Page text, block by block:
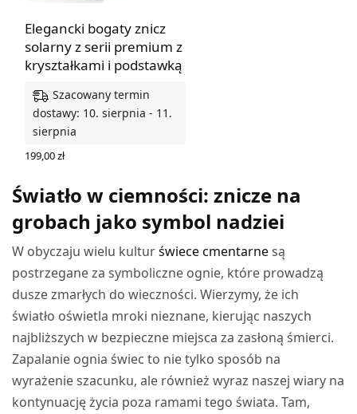
Elegancki bogaty znicz
solarny z serii premium z
kryształkami i podstawką
Szacowany termin
dostawy: 10. sierpnia - 11.
sierpnia
199,00zł
Światło w ciemności: znicze na
grobach jako symbol nadziei
W obyczaju wielu kulturświece cmentarnesą
postrzegane za symboliczne ognie, które prowadzą
dusze zmarłych do wieczności. Wierzymy, że ich
światło oświetla mroki nieznane, kierując naszych
najbliższych w bezpieczne miejsca za zasłoną śmierci.
Zapalanie ognia świec to nie tylko sposób na
wyrażenie szacunku, ale również wyraz naszej wiary na
kontynuację życia poza ramami tego świata. Tam,